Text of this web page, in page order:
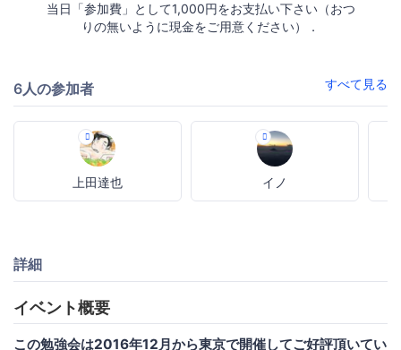
当日「参加費」として1,000円をお支払い下さい（おつ
りの無いように現金をご用意ください）．
6人の参加者 すべて見る
上田達也 イノ
詳細
イベント概要
この勉強会は2016年12月から東京で開催してご好評頂いてい